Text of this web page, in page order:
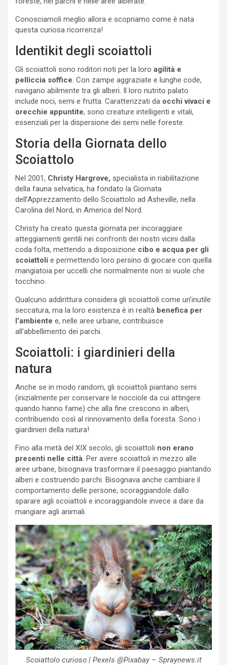
Conosciamoli meglio allora e scopriamo come è nata
questa curiosa ricorrenza!
Identikit degli scoiattoli
Gli scoiattoli sono roditori noti per la loro agilità e
pelliccia soffice. Con zampe aggraziate e lunghe code,
navigano abilmente tra gli alberi. Il loro nutrito palato
include noci, semi e frutta. Caratterizzati da occhi vivaci e
orecchie appuntite, sono creature intelligenti e vitali,
essenziali per la dispersione dei semi nelle foreste.
Storia della Giornata dello
Scoiattolo
Nel 2001, Christy Hargrove, specialista in riabilitazione
della fauna selvatica, ha fondato la Giornata
dell’Apprezzamento dello Scoiattolo ad Asheville, nella
Carolina del Nord, in America del Nord.
Christy ha creato questa giornata per incoraggiare
atteggiamenti gentili nei confronti dei nostri vicini dalla
coda folta, mettendo a disposizione cibo e acqua per gli
scoiattoli e permettendo loro persino di giocare con quella
mangiatoia per uccelli che normalmente non si vuole che
tocchino.
Qualcuno addirittura considera gli scoiattoli come un’inutile
seccatura, ma la loro esistenza è in realtà benefica per
l’ambiente e, nelle aree urbane, contribuisce
all’abbellimento dei parchi.
Scoiattoli: i giardinieri della
natura
Anche se in modo random, gli scoiattoli piantano semi
(inizialmente per conservare le nocciole da cui attingere
quando hanno fame) che alla fine crescono in alberi,
contribuendo così al rinnovamento della foresta. Sono i
giardinieri della natura!
Fino alla metà del XIX secolo, gli scoiattoli non erano
presenti nelle città. Per avere scoiattoli in mezzo alle
aree urbane, bisognava trasformare il paesaggio piantando
alberi e costruendo parchi. Bisognava anche cambiare il
comportamento delle persone, scoraggiandole dallo
sparare agli scoiattoli e incoraggiandole invece a dare da
mangiare agli animali.
Scoiattolo curioso | Pexels @Pixabay – Spraynews.it